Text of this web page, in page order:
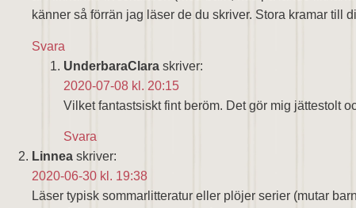
känner så förrän jag läser de du skriver. Stora kramar till
Svara
UnderbaraClara skriver:
2020-07-08 kl. 20:15
Vilket fantastsiskt fint beröm. Det gör mig jättestolt
Svara
Linnea skriver:
2020-06-30 kl. 19:38
Läser typisk sommarlitteratur eller plöjer serier (mutar